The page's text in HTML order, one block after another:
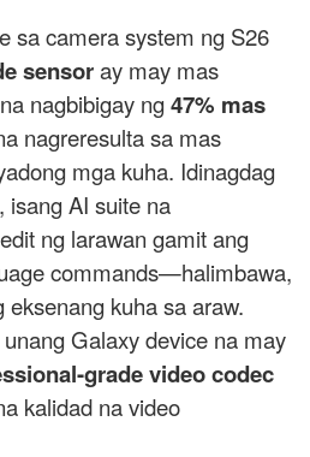
sa camera system ng S26
sensoray may mas
nagbibigay ng47% mas
nagreresulta sa mas
mga kuha. Idinagdag
, isang AI suite na
ng larawan gamit ang
commands—halimbawa,
kuha sa araw.
Galaxy device na may
grade video codec
kalidad na video